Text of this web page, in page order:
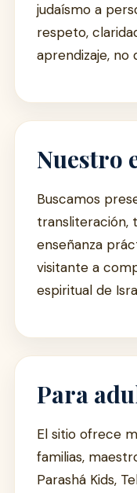
judaísmo a
respeto,
aprendizaje, no
Nuestro
Buscamos
transliteración,
enseñanza
visitante a
espiritual de
Para
El sitio ofrece
familias,
Parashá Kids,